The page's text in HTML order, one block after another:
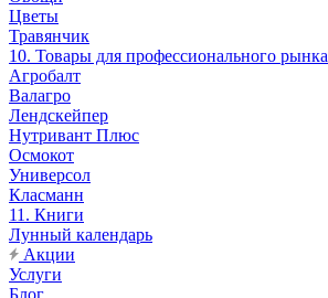
Цветы
Травянчик
10. Товары для профессионального рынка
Агробалт
Валагро
Лендскейпер
Нутривант Плюс
Осмокот
Универсол
Класманн
11. Книги
Лунный календарь
Акции
Услуги
Блог